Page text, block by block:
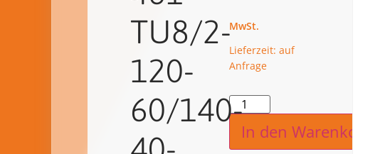
TU8/2-
120-
60/140-
Lieferzeit: auf
Anfrage
In den Warenkorb